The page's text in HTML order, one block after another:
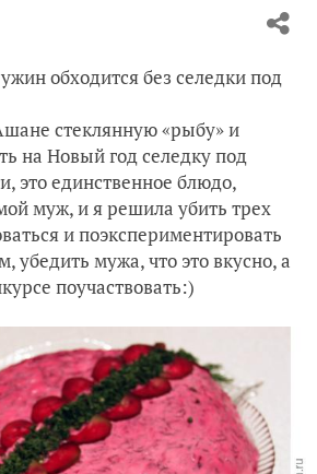
парник
обходится без селедки под
стеклянную «рыбу» и
на Новый год селедку под
это единственное блюдо,
муж, и я решила убить трех
и поэкспериментировать
убедить мужа, что это вкусно, а
поучаствовать:)